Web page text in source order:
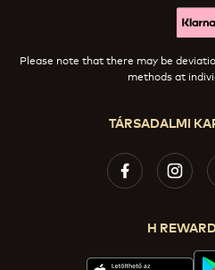
TÁRSADALMI
H
Please note that there may be
methods at